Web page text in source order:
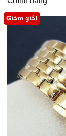
Giảm giá!